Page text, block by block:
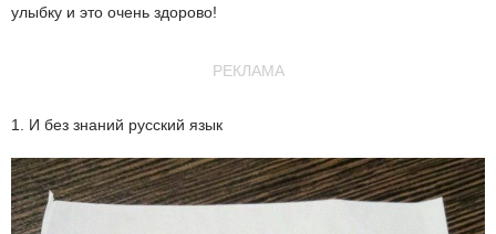
улыбку и это очень здорово!
РЕКЛАМА
1. И без знаний русский язык